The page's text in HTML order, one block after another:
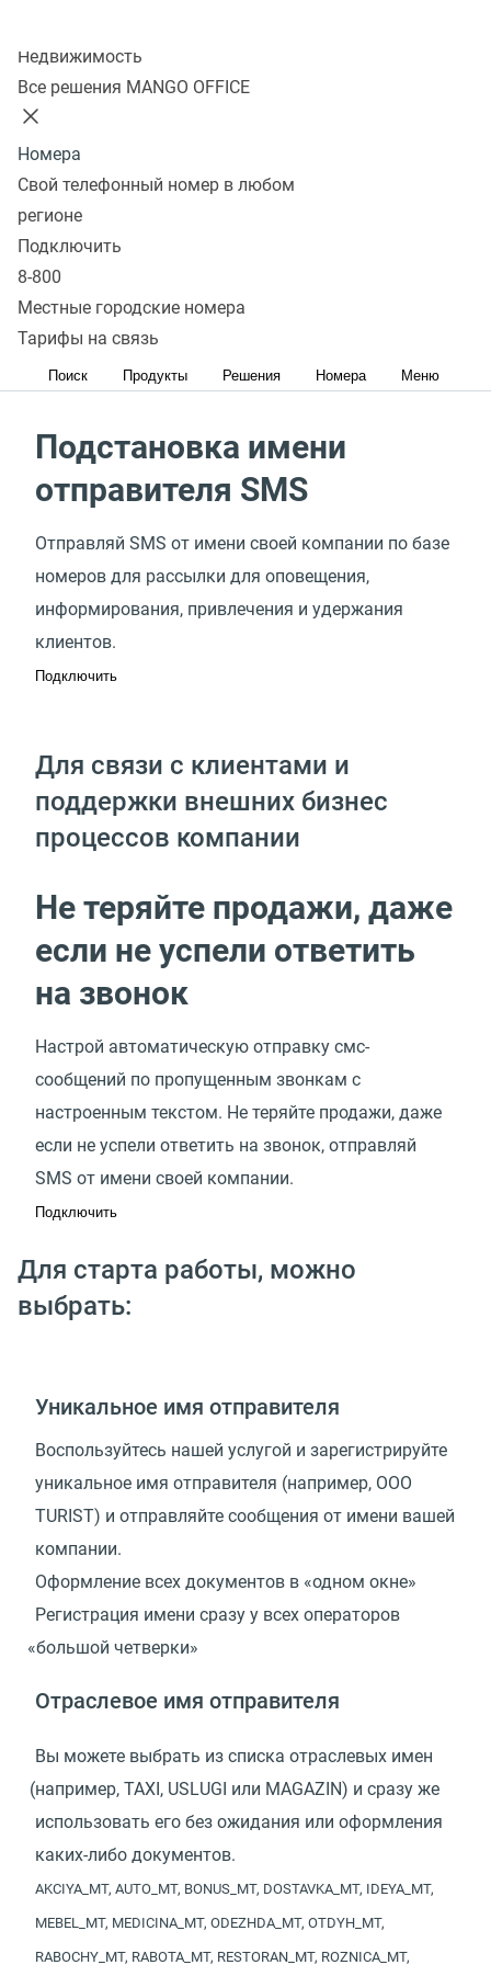
Недвижимость
Все решения MANGO OFFICE
Номера
Свой телефонный номер в любом
регионе
Подключить
8-800
Местные городские номера
Тарифы на связь
Поиск Продукты Решения Номера Меню
Получая SMS с незнакомого номера или
от отправителя с труднопроизносимым буквенным
кодом, люди зачастую даже не читают его. А если
новый клиент не смог дозвониться до вас и ушел
к конкуренту?
Теперь у вас есть возможность сделать этот канал
общения с клиентами эффективным.
Для установления и
поддержания связи с клиентами
Подстановка имени
отправителя SMS
Отправляй SMS от имени своей компании по базе
номеров для рассылки для оповещения,
информирования, привлечения и удержания
клиентов.
Подключить
Для связи с клиентами и
поддержки внешних бизнес
процессов компании
Не теряйте продажи, даже
если не успели ответить
на звонок
Настрой автоматическую отправку смс-
сообщений по пропущенным звонкам с
настроенным текстом. Не теряйте продажи, даже
если не успели ответить на звонок, отправляй
SMS от имени своей компании.
Подключить
Для старта работы, можно
выбрать:
Уникальное имя отправителя
Воспользуйтесь нашей услугой и зарегистрируйте
уникальное имя отправителя (например, OOO
TURIST) и отправляйте сообщения от имени вашей
компании.
Оформление всех документов в «одном окне»
Регистрация имени сразу у всех операторов
«большой четверки»
Отраслевое имя отправителя
Вы можете выбрать из списка отраслевых имен
(например, TAXI, USLUGI или MAGAZIN) и сразу же
использовать его без ожидания или оформления
каких-либо документов.
AKCIYA_MT, AUTO_MT, BONUS_MT, DOSTAVKA_MT, IDEYA_MT,
MEBEL_MT, MEDICINA_MT, ODEZHDA_MT, OTDYH_MT,
RABOCHY_MT, RABOTA_MT, RESTORAN_MT, ROZNICA_MT,